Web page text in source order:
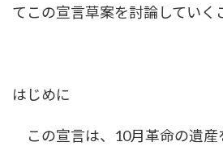
てこの宣言草案を討論していく
はじめに
この宣言は、10月革命の遺産